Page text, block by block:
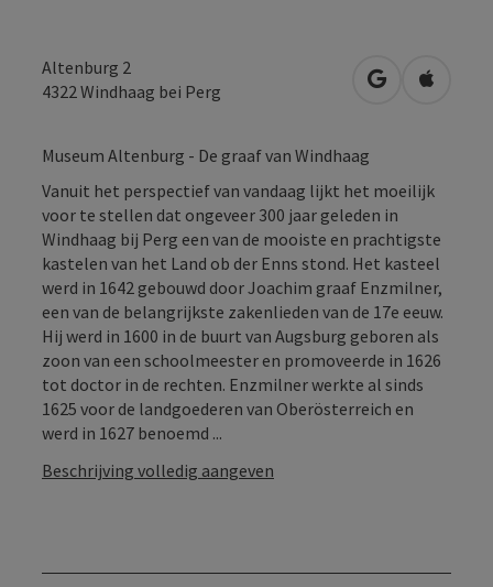
Altenburg 2
4322 Windhaag bei Perg Openen in
Museum Altenburg - De graaf van Windhaag
Vanuit het perspectief van vandaag lijkt het moeilijk
voor te stellen dat ongeveer 300 jaar geleden in
Windhaag bij Perg een van de mooiste en prachtigste
kastelen van het Land ob der Enns stond. Het kasteel
werd in 1642 gebouwd door Joachim graaf Enzmilner,
een van de belangrijkste zakenlieden van de 17e eeuw.
Hij werd in 1600 in de buurt van Augsburg geboren als
zoon van een schoolmeester en promoveerde in 1626
tot doctor in de rechten. Enzmilner werkte al sinds
1625 voor de landgoederen van Oberösterreich en
werd in 1627 benoemd ...
Beschrijving volledig aangeven